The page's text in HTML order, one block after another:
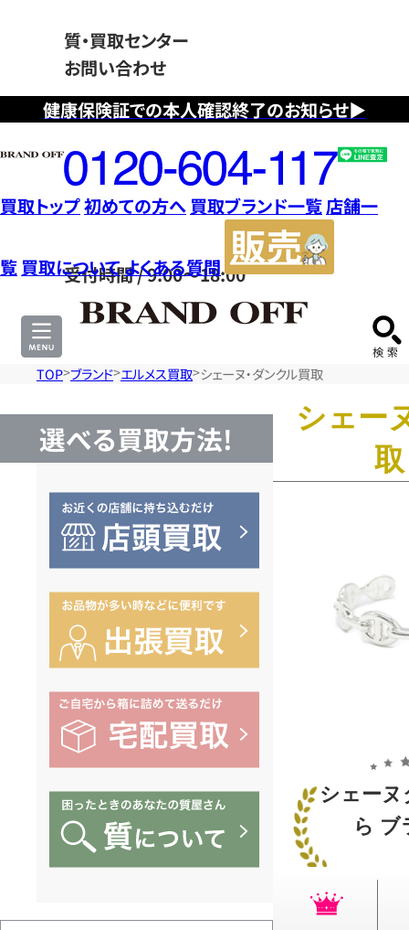
健康保険証での本人確認終了のお知らせ▶
質・買取センター
お問い合わせ
フ
ー
ダ
イ
ル
0120604117
受付時間 / 9:00～18:00
買取トップ初めての方へ 買取ブランド一覧店舗一
覧 買取についてよくある質問
TOP ブランド エルメス買取 シェーヌ・ダンクル買取
選べる買取方法!
シェー
シェー
ら ブ